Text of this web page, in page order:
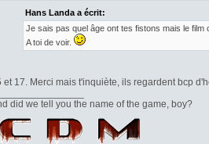
Hans Landa a écrit:
Je sais pas quel âge ont tes fistons mais le
A toi de voir.
et 17. Merci mais t'inquiète, ils regardent bcp
did we tell you the name of the game, boy?